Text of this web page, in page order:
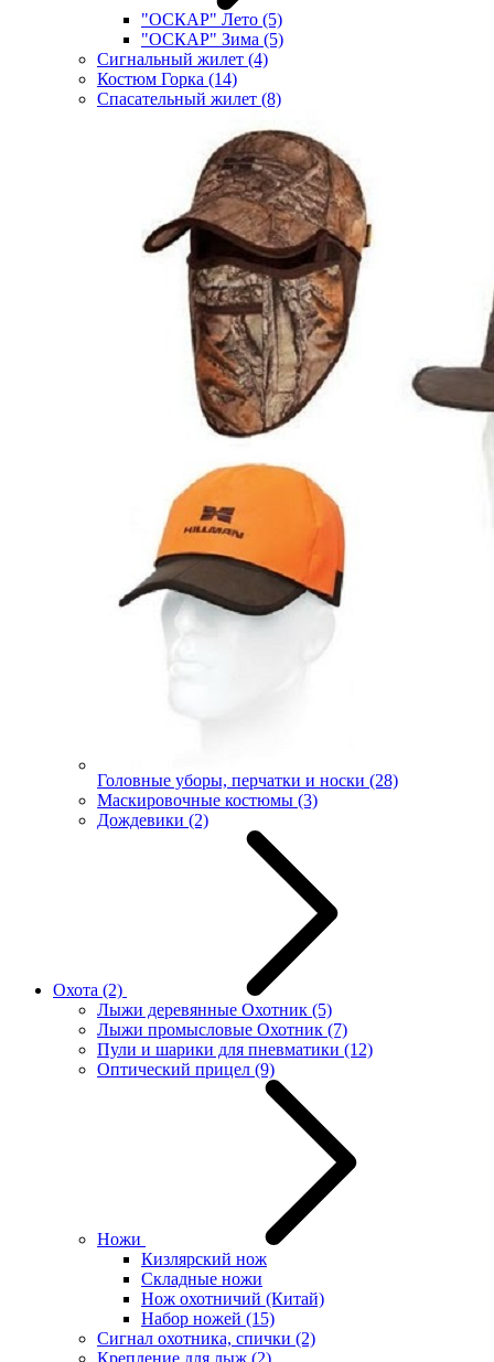
"ОСКАР" Лето (5)
"ОСКАР" Зима (5)
Сигнальный жилет (4)
Костюм Горка (14)
Спасательный жилет (8)
Головные уборы, перчатки и носки (28)
Маскировочные костюмы (3)
Дождевики (2)
Охота (2)
Лыжи деревянные Охотник (5)
Лыжи промысловые Охотник (7)
Пули и шарики для пневматики (12)
Оптический прицел (9)
Ножи
Кизлярский нож
Складные ножи
Нож охотничий (Китай)
Набор ножей (15)
Сигнал охотника, спички (2)
Крепление для лыж (2)